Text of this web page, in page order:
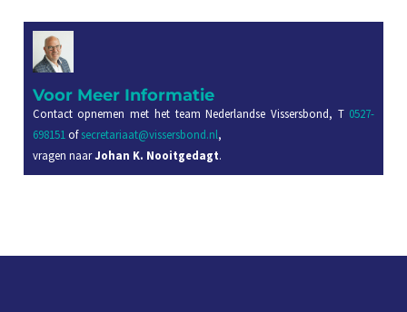
Voor Meer Informatie
Contact opnemen met het team Nederlandse Vissersbond, T 0527-
698151 ofsecretariaat@vissersbond.nl,
vragen naarJohan K. Nooitgedagt.